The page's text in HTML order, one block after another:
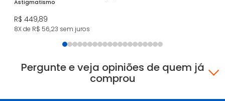
Astigmatismo
R$ 449,89
8X de R$ 56,23 sem juros
Pergunte e veja opiniões de quem já
comprou